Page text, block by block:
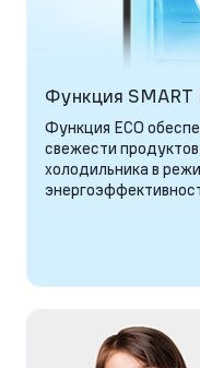
Функция SMART
Функция ECO
свежести
холодильника в